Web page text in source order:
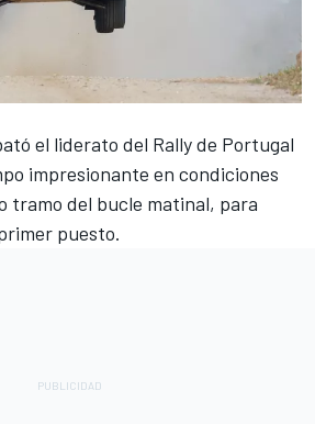
el liderato del Rally de Portugal
impresionante en condiciones
tramo del bucle matinal, para
puesto.